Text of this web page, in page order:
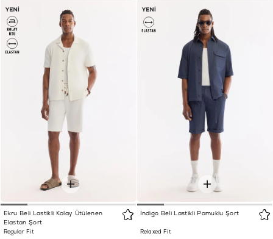
Ekru Beli Lastikli Kolay Ütülenen
Elastan Şort
Regular Fit
İndigo Beli Lastikli Pamuklu Şort
Relaxed Fit